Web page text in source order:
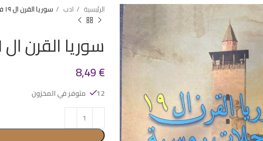
الرئيسية ادب سوريا القرن ال ١٩ في رحلات روسية
سوريا القرن ال ١٩ في رحلات روسية
8,49€
12 متوفر في المخزون